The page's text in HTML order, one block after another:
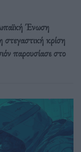
Ένωση
στεγαστική κρίση
παρουσίασε στο